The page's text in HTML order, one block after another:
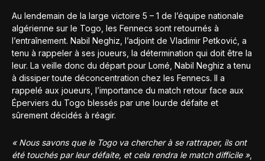
Au lendemain de la large victoire 5 – 1 de l’équipe nationale
algérienne sur le Togo, les Fennecs sont retournés à
l’entraînement. Nabil Neghiz, l’adjoint de Vladimir Petković, a
tenu à rappeler à ses joueurs, la détermination qui doit être la
leur. La veille donc du départ pour Lomé, Nabil Neghiz a tenu
à dissiper toute déconcentration chez les Fennecs. Il a
rappelé aux joueurs, l’importance du match retour face aux
Éperviers du Togo blessés par une lourde défaite et
sûrement décidés à réagir.
« Nous savons que le Togo va chercher à se rattraper, ils ont
été touchés par leur défaite, et cela rendra le match difficile »,